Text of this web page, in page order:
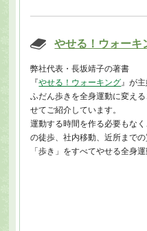
やせる！ウォーキ
弊社代表・長坂靖子の著書
『やせる！ウォーキング』が
ふだん歩きを全身運動に変え
せてご紹介しています。
運動する時間を作る必要もな
の徒歩、社内移動、近所まで
「歩き」をすべてやせる全身運